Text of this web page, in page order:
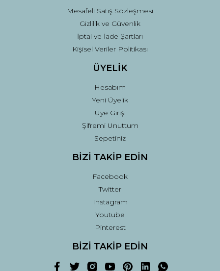
Mesafeli Satış Sözleşmesi
Gizlilik ve Güvenlik
İptal ve İade Şartları
Kişisel Veriler Politikası
ÜYELİK
Hesabım
Yeni Üyelik
Üye Girişi
Şifremi Unuttum
Sepetiniz
BİZİ TAKİP EDİN
Facebook
Twitter
Instagram
Youtube
Pinterest
BİZİ TAKİP EDİN